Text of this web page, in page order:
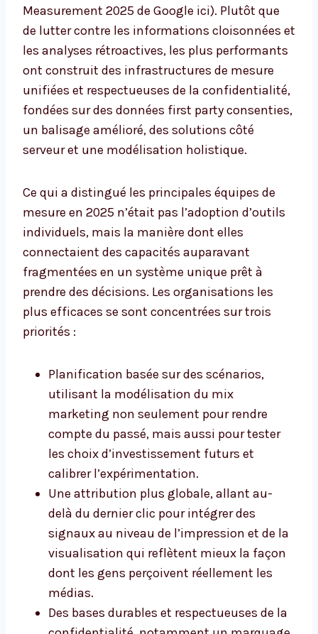
Measurement 2025 de Google ici). Plutôt que
de lutter contre les informations cloisonnées et
les analyses rétroactives, les plus performants
ont construit des infrastructures de mesure
unifiées et respectueuses de la confidentialité,
fondées sur des données first party consenties,
un balisage amélioré, des solutions côté
serveur et une modélisation holistique.
Ce qui a distingué les principales équipes de
mesure en 2025 n’était pas l’adoption d’outils
individuels, mais la manière dont elles
connectaient des capacités auparavant
fragmentées en un système unique prêt à
prendre des décisions. Les organisations les
plus efficaces se sont concentrées sur trois
priorités :
Planification basée sur des scénarios,
utilisant la modélisation du mix
marketing non seulement pour rendre
compte du passé, mais aussi pour tester
les choix d’investissement futurs et
calibrer l’expérimentation.
Une attribution plus globale, allant au-
delà du dernier clic pour intégrer des
signaux au niveau de l’impression et de la
visualisation qui reflètent mieux la façon
dont les gens perçoivent réellement les
médias.
Des bases durables et respectueuses de la